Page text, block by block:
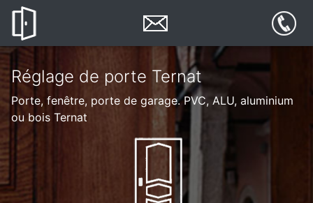
Réglage de porte Ternat
Porte, fenêtre, porte de garage. PVC, ALU, aluminium
ou bois Ternat